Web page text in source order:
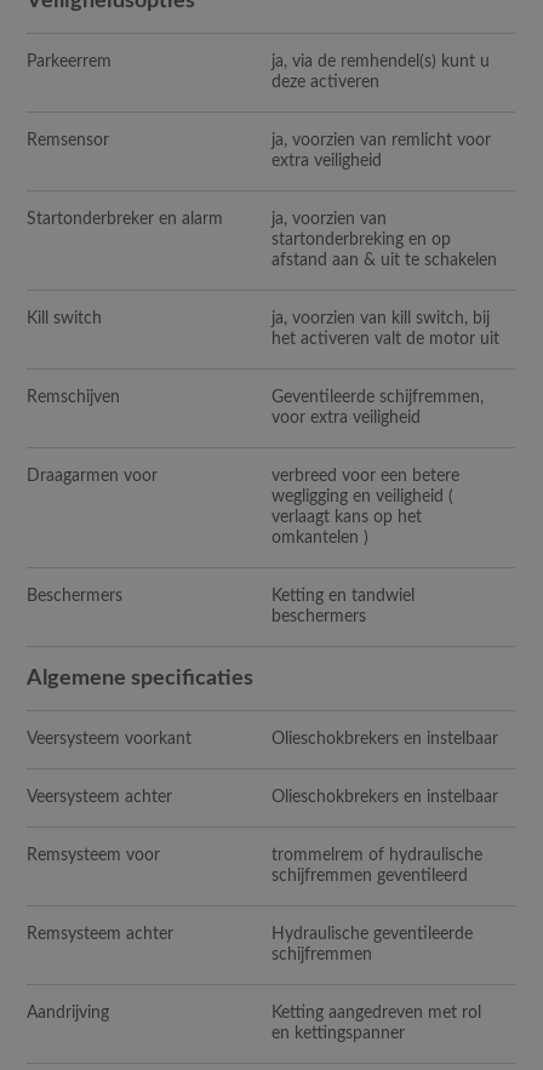
Parkeerrem
ja, via de remhendel(s) kunt u
deze activeren
Remsensor
ja, voorzien van remlicht voor
extra veiligheid
Startonderbreker en alarm
ja, voorzien van
startonderbreking en op
afstand aan & uit te schakelen
Kill switch
ja, voorzien van kill switch, bij
het activeren valt de motor uit
Remschijven
Geventileerde schijfremmen,
voor extra veiligheid
Draagarmen voor
verbreed voor een betere
wegligging en veiligheid (
verlaagt kans op het
omkantelen )
Beschermers
Ketting en tandwiel
beschermers
Algemene specificaties
Veersysteem voorkant Olieschokbrekers en instelbaar
Veersysteem achter Olieschokbrekers en instelbaar
Remsysteem voor
trommelrem of hydraulische
schijfremmen geventileerd
Remsysteem achter
Hydraulische geventileerde
schijfremmen
Aandrijving
Ketting aangedreven met rol
en kettingspanner